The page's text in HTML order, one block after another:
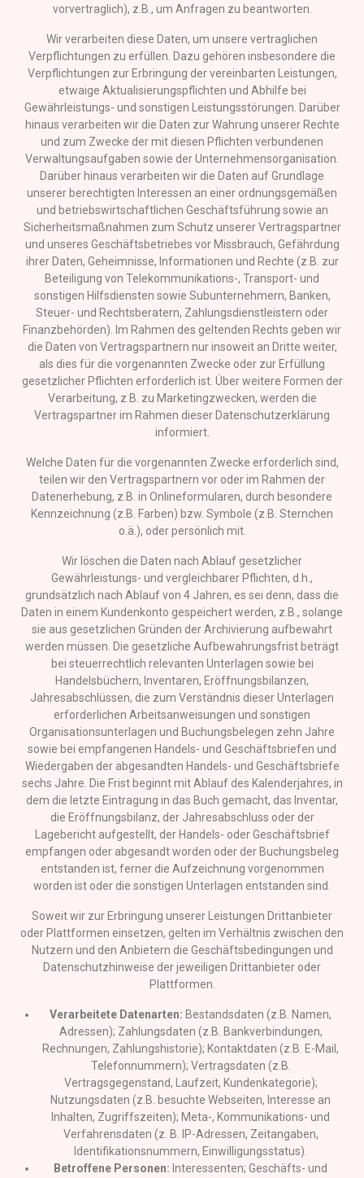
vorvertraglich), z.B., um Anfragen zu beantworten.
Wir verarbeiten diese Daten, um unsere vertraglichen
Verpflichtungen zu erfüllen. Dazu gehören insbesondere die
Verpflichtungen zur Erbringung der vereinbarten Leistungen,
etwaige Aktualisierungspflichten und Abhilfe bei
Gewährleistungs- und sonstigen Leistungsstörungen. Darüber
hinaus verarbeiten wir die Daten zur Wahrung unserer Rechte
und zum Zwecke der mit diesen Pflichten verbundenen
Verwaltungsaufgaben sowie der Unternehmensorganisation.
Darüber hinaus verarbeiten wir die Daten auf Grundlage
unserer berechtigten Interessen an einer ordnungsgemäßen
und betriebswirtschaftlichen Geschäftsführung sowie an
Sicherheitsmaßnahmen zum Schutz unserer Vertragspartner
und unseres Geschäftsbetriebes vor Missbrauch, Gefährdung
ihrer Daten, Geheimnisse, Informationen und Rechte (z.B. zur
Beteiligung von Telekommunikations-, Transport- und
sonstigen Hilfsdiensten sowie Subunternehmern, Banken,
Steuer- und Rechtsberatern, Zahlungsdienstleistern oder
Finanzbehörden). Im Rahmen des geltenden Rechts geben wir
die Daten von Vertragspartnern nur insoweit an Dritte weiter,
als dies für die vorgenannten Zwecke oder zur Erfüllung
gesetzlicher Pflichten erforderlich ist. Über weitere Formen der
Verarbeitung, z.B. zu Marketingzwecken, werden die
Vertragspartner im Rahmen dieser Datenschutzerklärung
informiert.
Welche Daten für die vorgenannten Zwecke erforderlich sind,
teilen wir den Vertragspartnern vor oder im Rahmen der
Datenerhebung, z.B. in Onlineformularen, durch besondere
Kennzeichnung (z.B. Farben) bzw. Symbole (z.B. Sternchen
o.ä.), oder persönlich mit.
Wir löschen die Daten nach Ablauf gesetzlicher
Gewährleistungs- und vergleichbarer Pflichten, d.h.,
grundsätzlich nach Ablauf von 4 Jahren, es sei denn, dass die
Daten in einem Kundenkonto gespeichert werden, z.B., solange
sie aus gesetzlichen Gründen der Archivierung aufbewahrt
werden müssen. Die gesetzliche Aufbewahrungsfrist beträgt
bei steuerrechtlich relevanten Unterlagen sowie bei
Handelsbüchern, Inventaren, Eröffnungsbilanzen,
Jahresabschlüssen, die zum Verständnis dieser Unterlagen
erforderlichen Arbeitsanweisungen und sonstigen
Organisationsunterlagen und Buchungsbelegen zehn Jahre
sowie bei empfangenen Handels- und Geschäftsbriefen und
Wiedergaben der abgesandten Handels- und Geschäftsbriefe
sechs Jahre. Die Frist beginnt mit Ablauf des Kalenderjahres, in
dem die letzte Eintragung in das Buch gemacht, das Inventar,
die Eröffnungsbilanz, der Jahresabschluss oder der
Lagebericht aufgestellt, der Handels- oder Geschäftsbrief
empfangen oder abgesandt worden oder der Buchungsbeleg
entstanden ist, ferner die Aufzeichnung vorgenommen
worden ist oder die sonstigen Unterlagen entstanden sind.
Soweit wir zur Erbringung unserer Leistungen Drittanbieter
oder Plattformen einsetzen, gelten im Verhältnis zwischen den
Nutzern und den Anbietern die Geschäftsbedingungen und
Datenschutzhinweise der jeweiligen Drittanbieter oder
Plattformen.
Verarbeitete Datenarten: Bestandsdaten (z.B. Namen,
Adressen); Zahlungsdaten (z.B. Bankverbindungen,
Rechnungen, Zahlungshistorie); Kontaktdaten (z.B. E-Mail,
Telefonnummern); Vertragsdaten (z.B.
Vertragsgegenstand, Laufzeit, Kundenkategorie);
Nutzungsdaten (z.B. besuchte Webseiten, Interesse an
Inhalten, Zugriffszeiten); Meta-, Kommunikations- und
Verfahrensdaten (z. B. IP-Adressen, Zeitangaben,
Identifikationsnummern, Einwilligungsstatus).
Betroffene Personen: Interessenten; Geschäfts- und